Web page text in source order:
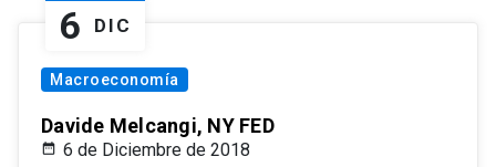
6 DIC
Macroeconomía
Davide Melcangi, NY FED
6 de Diciembre de 2018